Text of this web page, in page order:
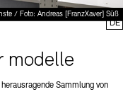
/ Foto: Andreas [FranzXaver] Süß
modelle
Sammlung von
DE